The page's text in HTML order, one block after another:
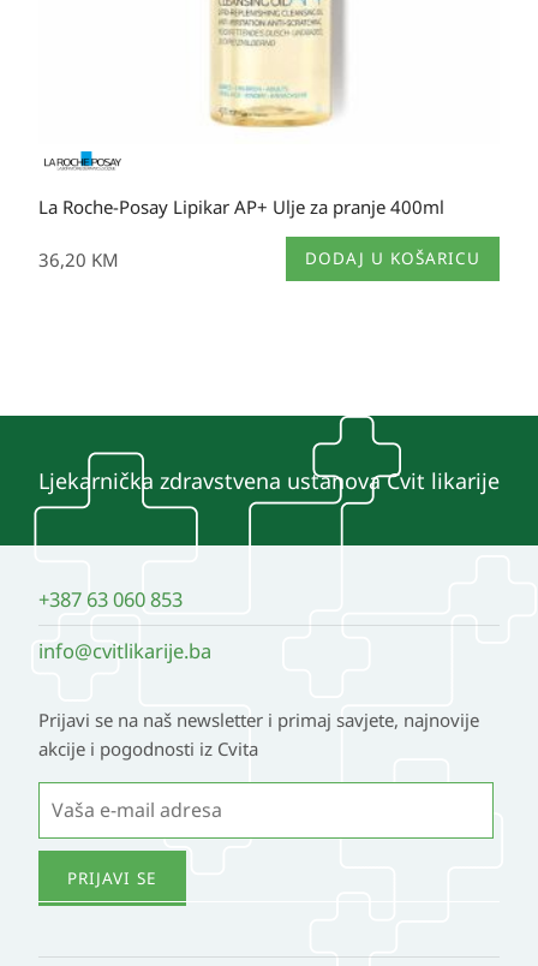
La Roche-Posay Lipikar AP+ Ulje za pranje 400ml
36,20 KM DODAJ U KOŠARICU
Ljekarnička zdravstvena ustanova Cvit likarije
+387 63 060 853
info@cvitlikarije.ba
Prijavi se na naš newsletter i primaj savjete, najnovije
akcije i pogodnosti iz Cvita